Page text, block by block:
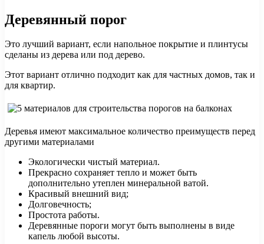
Деревянный порог
Это лучший вариант, если напольное покрытие и плинтусы
сделаны из дерева или под дерево.
Этот вариант отлично подходит как для частных домов, так и
для квартир.
Деревья имеют максимальное количество преимуществ перед
другими материалами
Экологически чистый материал.
Прекрасно сохраняет тепло и может быть
дополнительно утеплен минеральной ватой.
Красивый внешний вид;
Долговечность;
Простота работы.
Деревянные пороги могут быть выполнены в виде
капель любой высоты.